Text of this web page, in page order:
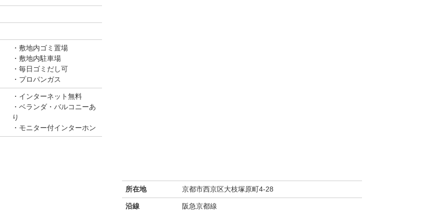
敷地内ゴミ置場
敷地内駐車場
毎日ゴミだし可
プロパンガス
インターネット無料
ベランダ・バルコニーあ
り
モニター付インターホン
所在地 京都市西京区大枝塚原町4-28
沿線
阪急京都線